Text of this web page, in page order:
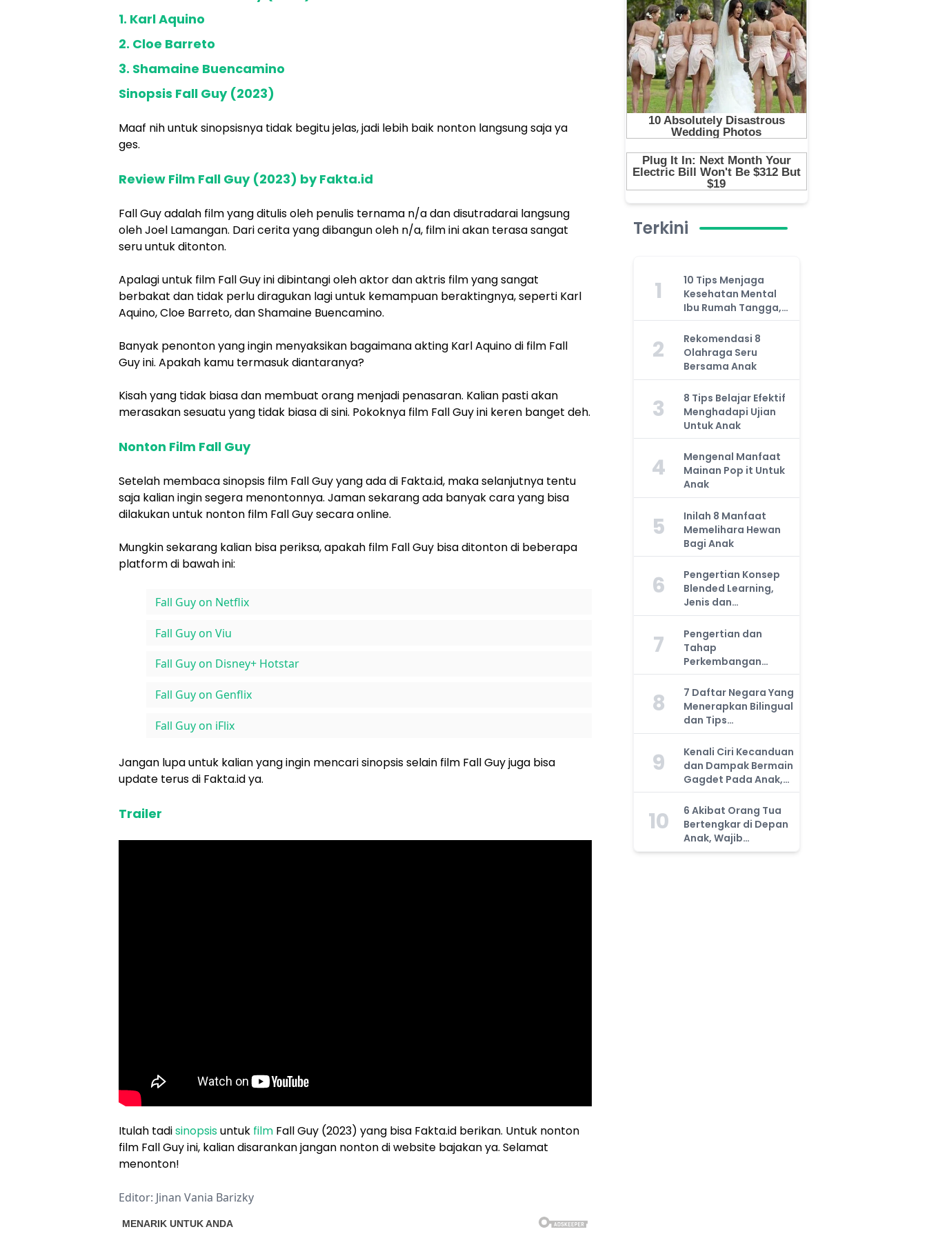
1. Karl Aquino
2. Cloe Barreto
3. Shamaine Buencamino
Sinopsis Fall Guy (2023)
Maaf nih untuk sinopsisnya tidak begitu jelas, jadi lebih baik nonton langsung saja ya
ges.
Review Film Fall Guy (2023) by Fakta.id
Fall Guy adalah film yang ditulis oleh penulis ternama n/a dan disutradarai langsung
oleh Joel Lamangan. Dari cerita yang dibangun oleh n/a, film ini akan terasa sangat
seru untuk ditonton.
Apalagi untuk film Fall Guy ini dibintangi oleh aktor dan aktris film yang sangat
berbakat dan tidak perlu diragukan lagi untuk kemampuan beraktingnya, seperti Karl
Aquino, Cloe Barreto, dan Shamaine Buencamino.
Banyak penonton yang ingin menyaksikan bagaimana akting Karl Aquino di film Fall
Guy ini. Apakah kamu termasuk diantaranya?
Kisah yang tidak biasa dan membuat orang menjadi penasaran. Kalian pasti akan
merasakan sesuatu yang tidak biasa di sini. Pokoknya film Fall Guy ini keren banget deh.
Nonton Film Fall Guy
Setelah membaca sinopsis film Fall Guy yang ada di Fakta.id, maka selanjutnya tentu
saja kalian ingin segera menontonnya. Jaman sekarang ada banyak cara yang bisa
dilakukan untuk nonton film Fall Guy secara online.
Mungkin sekarang kalian bisa periksa, apakah film Fall Guy bisa ditonton di beberapa
platform di bawah ini:
Fall Guy on Netflix
Fall Guy on Viu
Fall Guy on Disney+ Hotstar
Fall Guy on Genflix
Fall Guy on iFlix
Jangan lupa untuk kalian yang ingin mencari sinopsis selain film Fall Guy juga bisa
update terus di Fakta.id ya.
Trailer
Itulah tadisinopsisuntuk film Fall Guy (2023) yang bisa Fakta.id berikan. Untuk nonton
film Fall Guy ini, kalian disarankan jangan nonton di website bajakan ya. Selamat
menonton!
Editor: Jinan Vania Barizky
Terkini
1
10 Tips Menjaga
Kesehatan Mental
Ibu Rumah Tangga,
Jangan Anggap
Remeh!
2
Rekomendasi 8
Olahraga Seru
Bersama Anak
3
8 Tips Belajar Efektif
Menghadapi Ujian
Untuk Anak
4
Mengenal Manfaat
Mainan Pop it Untuk
Anak
5
Inilah 8 Manfaat
Memelihara Hewan
Bagi Anak
6
Pengertian Konsep
Blended Learning,
Jenis dan
Manfaatnya, Anda
Harus Tahu!
7
Pengertian dan
Tahap
Perkembangan
Kemampuan Kognitif
Anak, Bunda Wajib
Tahu!
8
7 Daftar Negara Yang
Menerapkan Bilingual
dan Tips
Mengajarkan Pada
Anak
9
Kenali Ciri Kecanduan
dan Dampak Bermain
Gagdet Pada Anak,
Orang Tua Wajib
Tahu!
10
6 Akibat Orang Tua
Bertengkar di Depan
Anak, Wajib
Waspada!